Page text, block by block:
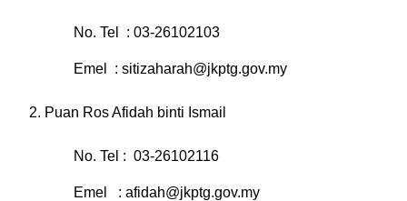
No. Tel : 03-26102103
Emel : sitizaharah@jkptg.gov.my
Puan Ros Afidah binti Ismail
No. Tel : 03-26102116
Emel : afidah@jkptg.gov.my